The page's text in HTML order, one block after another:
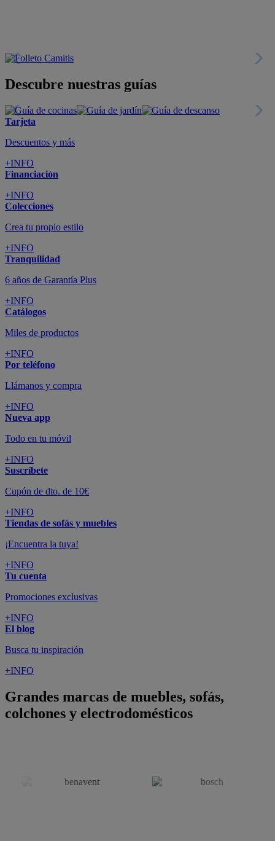
Descubre nuestras guías
Tarjeta
Descuentos y más
+INFO
Financiación
+INFO
Colecciones
Crea tu propio estilo
+INFO
Tranquilidad
6 años de Garantía Plus
+INFO
Catálogos
Miles de productos
+INFO
Por teléfono
Llámanos y compra
+INFO
Nueva app
Todo en tu móvil
+INFO
Suscríbete
Cupón de dto. de 10€
+INFO
Tiendas de sofás y muebles
¡Encuentra la tuya!
+INFO
Tu cuenta
Promociones exclusivas
+INFO
El blog
Busca tu inspiración
+INFO
Grandes marcas de muebles, sofás,
colchones y electrodomésticos